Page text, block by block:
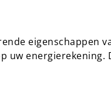
eigenschappen
uw